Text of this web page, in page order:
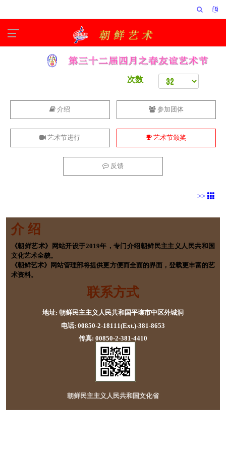
次数
介绍 参加团体
艺术节进行 艺术节颁奖
反馈
>>
介 绍
《朝鲜艺术》网站开设于2019年，专门介绍朝鲜民主主义人民共和国
文化艺术全貌。
《朝鲜艺术》网站管理部将提供更方便而全面的界面，登载更丰富的艺
术资料。
联系方式
地址: 朝鲜民主主义人民共和国平壤市中区外城洞
电话: 00850-2-18111(Ext.)-381-8653
传真: 00850-2-381-4410
朝鲜民主主义人民共和国文化省